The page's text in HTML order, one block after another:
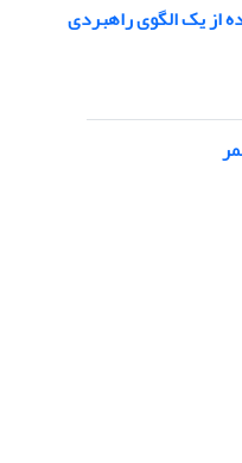
از یک الگوی راهبردی